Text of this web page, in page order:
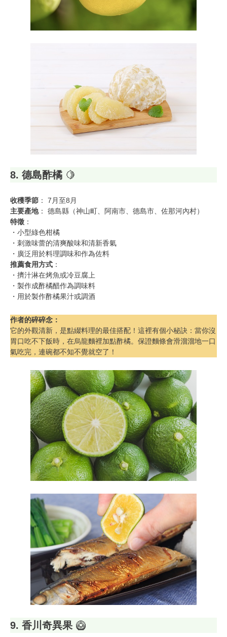
8. 德島酢橘 🍋
收穫季節 ： 7月至8月
主要產地： 德島縣（神山町、阿南市、德島市、佐那河內村）
特徵 ：
・小型綠色柑橘
・刺激味蕾的清爽酸味和清新香氣
・廣泛用於料理調味和作為佐料
推薦食用方式 ：
・擠汁淋在烤魚或冷豆腐上
・製作成酢橘醋作為調味料
・用於製作酢橘果汁或調酒
作者的碎碎念 ：
它的外觀清新，是點綴料理的最佳搭配！這裡有個小秘訣：當你沒
胃口吃不下飯時，在烏龍麵裡加點酢橘。保證麵條會滑溜溜地一口
氣吃完，連碗都不知不覺就空了！
9. 香川奇異果 🥝